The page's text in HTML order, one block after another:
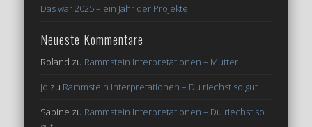
Das war 2025 – ein Jahr der Projekte
Neueste Kommentare
Roland zu Rammstein Interpretationen – Mutter
Jo zu Rammstein Interpretationen – Du riechst so gut
Sabine zu Rammstein Interpretationen – Du riechst so